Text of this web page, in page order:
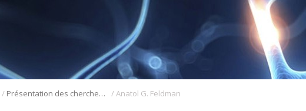
/ Présentation des chercheurs et de leur discipline /Anatol G. Feldman